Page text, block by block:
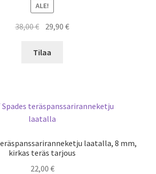
ALE!
38,00€ Alkuperäinen
oli:
29,90€Nykyinen
Tilaa
laatalla, 8 mm,
kirkas teräs tarjous
22,00 €